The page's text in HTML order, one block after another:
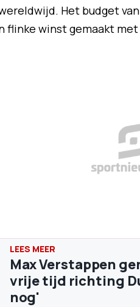
Het budget
flinke winst gemaakt
Max Verstappen
vrije tijd richting
nog'